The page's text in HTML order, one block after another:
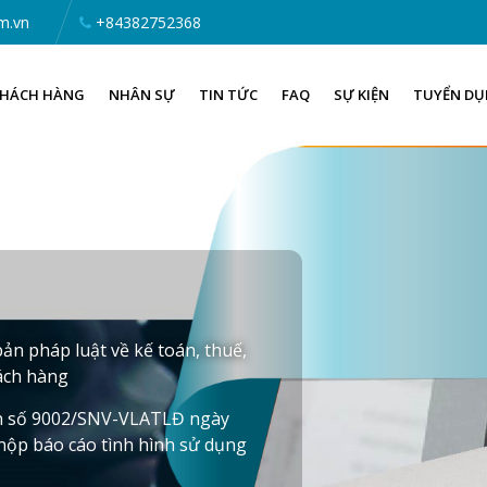
+84382752368
HÀNG NHÂN SỰ TIN TỨC FAQ SỰ KIỆN TUYỂN
pháp luật về kế toán, thuế,
hàng
số 9002/SNV-VLATLĐ ngày
báo cáo tình hình sử dụng